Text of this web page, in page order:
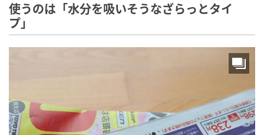
使うのは「水分を吸いそうなざらっとタイ
プ」